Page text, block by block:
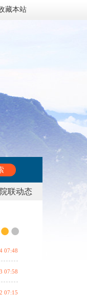
藏本站
院联动态
07:48
07:58
07:15